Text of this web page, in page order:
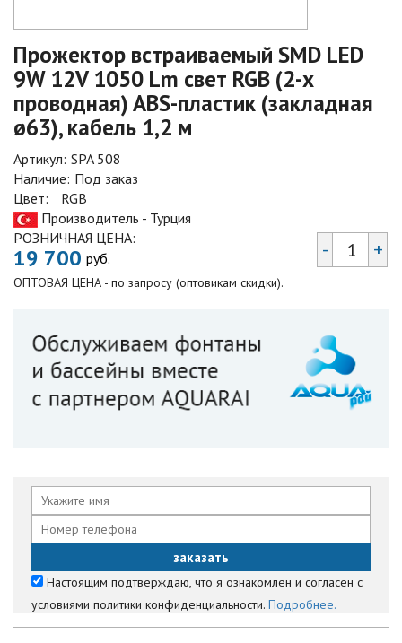
Прожектор встраиваемый SMD LED
9W 12V 1050 Lm свет RGB (2-х
проводная) ABS-пластик (закладная
ø63), кабель 1,2 м
Артикул: SPA 508
Наличие: Под заказ
Цвет:
RGB
Производитель - Турция
РОЗНИЧНАЯ ЦЕНА:
19 700 руб.
ОПТОВАЯ ЦЕНА - по запросу (оптовикам скидки).
- +
Настоящим подтверждаю, что я ознакомлен и согласен с
условиями политики конфиденциальности. Подробнее.